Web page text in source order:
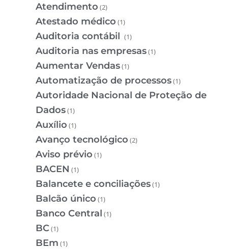
Atendimento (2)
Atestado médico (1)
Auditoria contábil (1)
Auditoria nas empresas(1)
Aumentar Vendas(1)
Automatização de processos(1)
Autoridade Nacional de Proteção de
Dados(1)
Auxílio (1)
Avanço tecnológico (2)
Aviso prévio (1)
BACEN (1)
Balancete e conciliações(1)
Balcão único (1)
Banco Central (1)
BC(1)
BEm (1)